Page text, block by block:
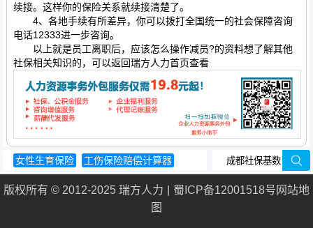
续接。这样你的保险关系就续接清楚了。
4、各地手续有所差异，你可以拨打全国统一的社会保障咨询
电话12333进一步咨询。
以上就是员工离职后，应该怎么操作减员?的资料想了解其他
社保相关知识的，可以返回瑞方人力首页查看
女性生育保险
工伤保险赔偿计算器
北京医保报销流程
版权所有 © 2012-2025 瑞方人力 蜀ICP备12001518号 网站地
图